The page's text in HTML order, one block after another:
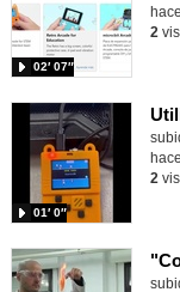
02′ 07″
2
01′ 0″
2